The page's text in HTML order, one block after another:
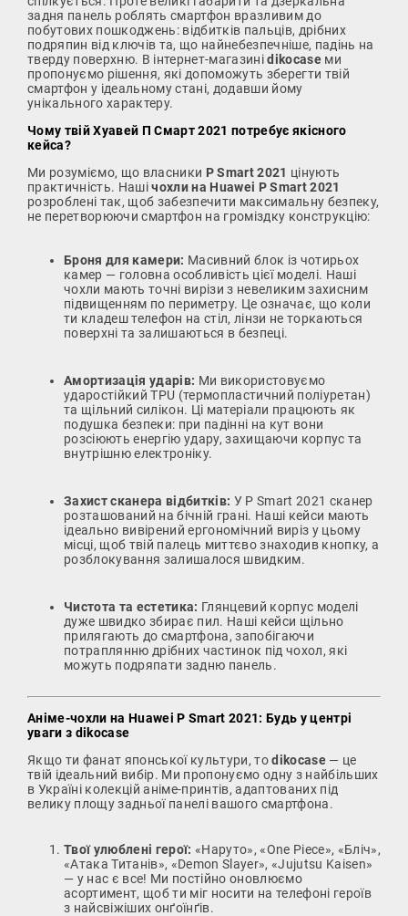
задня панель роблять смартфон вразливим до
побутових пошкоджень: відбитків пальців, дрібних
подряпин від ключів та, що найнебезпечніше, падінь на
тверду поверхню. В інтернет-магазиніdikocase ми
пропонуємо рішення, які допоможуть зберегти твій
смартфон у ідеальному стані, додавши йому
унікального характеру.
Чому твій Хуавей П Смарт 2021 потребує якісного
кейса?
Ми розуміємо, що власники P Smart 2021 цінують
практичність. Нашічохли на Huawei P Smart 2021
розроблені так, щоб забезпечити максимальну безпеку,
не перетворюючи смартфон на громіздку конструкцію:
Броня для камери: Масивний блок із чотирьох
камер — головна особливість цієї моделі. Наші
чохли мають точні вирізи з невеликим захисним
підвищенням по периметру. Це означає, що коли
ти кладеш телефон на стіл, лінзи не торкаються
поверхні та залишаються в безпеці.
Амортизація ударів: Ми використовуємо
ударостійкий TPU (термопластичний поліуретан)
та щільний силікон. Ці матеріали працюють як
подушка безпеки: при падінні на кут вони
розсіюють енергію удару, захищаючи корпус та
внутрішню електроніку.
Захист сканера відбитків: У P Smart 2021 сканер
розташований на бічній грані. Наші кейси мають
ідеально вивірений ергономічний виріз у цьому
місці, щоб твій палець миттєво знаходив кнопку, а
розблокування залишалося швидким.
Чистота та естетика: Глянцевий корпус моделі
дуже швидко збирає пил. Наші кейси щільно
прилягають до смартфона, запобігаючи
потраплянню дрібних частинок під чохол, які
можуть подряпати задню панель.
Аніме-чохли на Huawei P Smart 2021: Будь у центрі
уваги з dikocase
Якщо ти фанат японської культури, тоdikocase — це
твій ідеальний вибір. Ми пропонуємо одну з найбільших
в Україні колекцій аніме-принтів, адаптованих під
велику площу задньої панелі вашого смартфона.
Твої улюблені герої: «Наруто», «One Piece», «Бліч»,
«Атака Титанів», «Demon Slayer», «Jujutsu Kaisen»
— у нас є все! Ми постійно оновлюємо
асортимент, щоб ти міг носити на телефоні героїв
з найсвіжіших онґоїнґів.